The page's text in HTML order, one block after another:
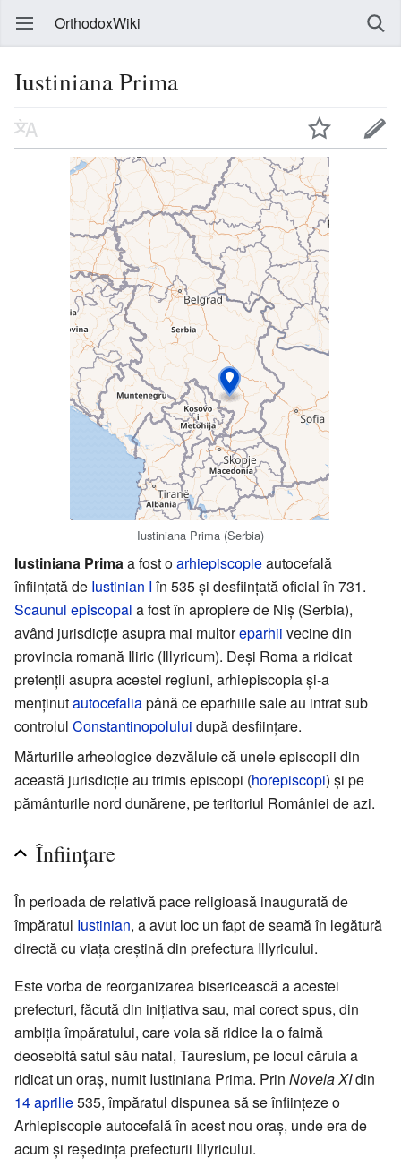
OrthodoxWiki
Iustiniana Prima
Iustiniana Prima (Serbia)
Iustiniana Primaa fost oarhiepiscopieautocefală
înființată de Iustinian I în 535 și desființată oficial în 731.
Scaunul episcopal a fost în apropiere de Niș (Serbia),
având jurisdicție asupra mai multoreparhii vecine din
provincia romană Iliric (Illyricum). Deși Roma a ridicat
pretenții asupra acestei regiuni, arhiepiscopia și-a
menținutautocefaliapână ce eparhiile sale au intrat sub
controlul Constantinopolului după desființare.
Mărturiile arheologice dezvăluie că unele episcopii din
această jurisdicție au trimis episcopi (horepiscopi) și pe
pământurile nord dunărene, pe teritoriul României de azi.
Înființare
În perioada de relativă pace religioasă inaugurată de
împăratul Iustinian, a avut loc un fapt de seamă în legătură
directă cu viața creștină din prefectura Illyricului.
Este vorba de reorganizarea bisericească a acestei
prefecturi, făcută din inițiativa sau, mai corect spus, din
ambiția împăratului, care voia să ridice la o faimă
deosebită satul său natal, Tauresium, pe locul căruia a
ridicat un oraș, numit Iustiniana Prima. Prin Novela XIdin
14 aprilie535, împăratul dispunea să se înființeze o
Arhiepiscopie autocefală în acest nou oraș, unde era de
acum și reședința prefecturii Illyricului.